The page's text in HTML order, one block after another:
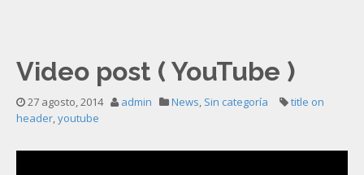
Video post ( YouTube )
27 agosto, 2014 admin News, Sin categoría
title on
header,youtube